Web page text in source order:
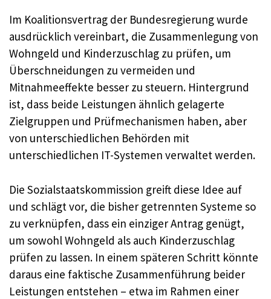
Im Koalitionsvertrag der Bundesregierung wurde
ausdrücklich vereinbart, die Zusammenlegung von
Wohngeld und Kinderzuschlag zu prüfen, um
Überschneidungen zu vermeiden und
Mitnahmeeffekte besser zu steuern. Hintergrund
ist, dass beide Leistungen ähnlich gelagerte
Zielgruppen und Prüfmechanismen haben, aber
von unterschiedlichen Behörden mit
unterschiedlichen IT-Systemen verwaltet werden.
Die Sozialstaatskommission greift diese Idee auf
und schlägt vor, die bisher getrennten Systeme so
zu verknüpfen, dass ein einziger Antrag genügt,
um sowohl Wohngeld als auch Kinderzuschlag
prüfen zu lassen. In einem späteren Schritt könnte
daraus eine faktische Zusammenführung beider
Leistungen entstehen – etwa im Rahmen einer